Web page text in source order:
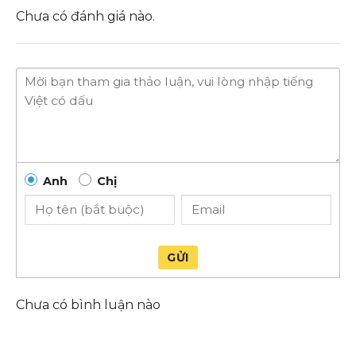
Chưa có đánh giá nào.
Anh Chị
GỬI
Chưa có bình luận nào